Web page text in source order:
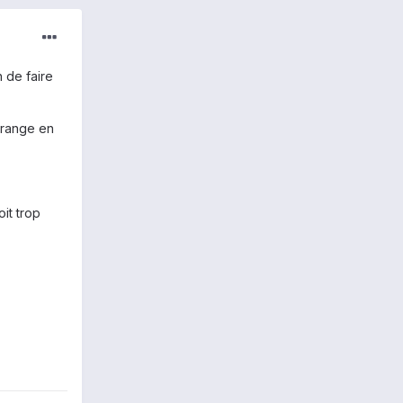
de faire
en
trop